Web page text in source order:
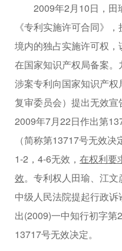
2009年2月10日，田
《专利实施许可合同》
境内的独占实施许可权
在国家知识产权局备案
涉案专利向国家知识产
复审委员会）提出无效
2009年7月22日作出第
（简称第13717号无效
1-2，4-6无效， 在权利要
效。专利权人田瑜、江
中级人民法院提起行政
出(2009)一中知行初字
13717号无效决定。